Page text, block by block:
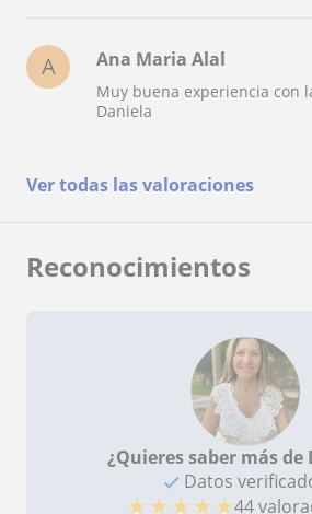
A Ana Maria Alal
Muy buena experiencia con
Daniela
Ver todas las valoraciones
Reconocimientos
¿Quieres saber más de
Datos
★ ★ ★ ★ ★44